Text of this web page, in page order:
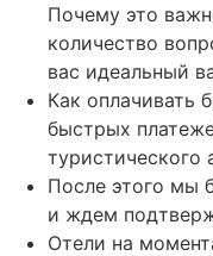
Почему это
количество
вас идеальный
Как оплачивать
быстрых
туристического
После этого мы
и ждем
Отели на